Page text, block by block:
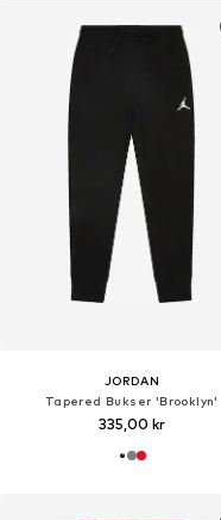
JORDAN
Tapered Bukser 'Brooklyn'
335,00 kr